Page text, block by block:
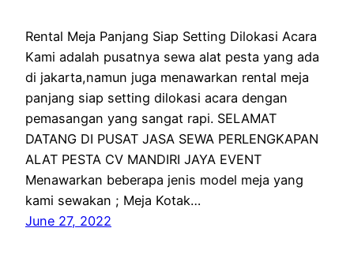
Rental Meja Panjang Siap Setting Dilokasi Acara
Kami adalah pusatnya sewa alat pesta yang ada
di jakarta,namun juga menawarkan rental meja
panjang siap setting dilokasi acara dengan
pemasangan yang sangat rapi. SELAMAT
DATANG DI PUSAT JASA SEWA PERLENGKAPAN
ALAT PESTA CV MANDIRI JAYA EVENT
Menawarkan beberapa jenis model meja yang
kami sewakan ; Meja Kotak…
June 27, 2022